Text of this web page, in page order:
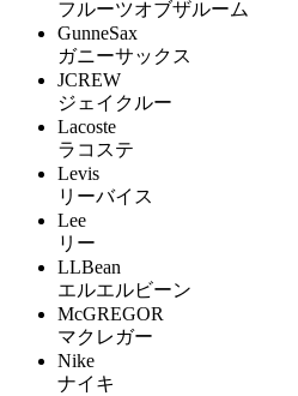
フルーツオブザルーム
GunneSax
ガニーサックス
JCREW
ジェイクルー
Lacoste
ラコステ
Levis
リーバイス
Lee
リー
LLBean
エルエルビーン
McGREGOR
マクレガー
Nike
ナイキ